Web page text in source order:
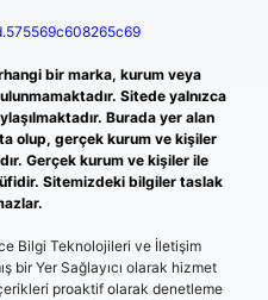
bir marka, kurum veya
Sitede yalnızca
Burada yer alan
olup, gerçek kurum ve kişiler
Gerçek kurum ve kişiler ile
Sitemizdeki bilgiler taslak
Bilgi Teknolojileri ve İletişim
bir Yer Sağlayıcı olarak hizmet
proaktif olarak denetleme